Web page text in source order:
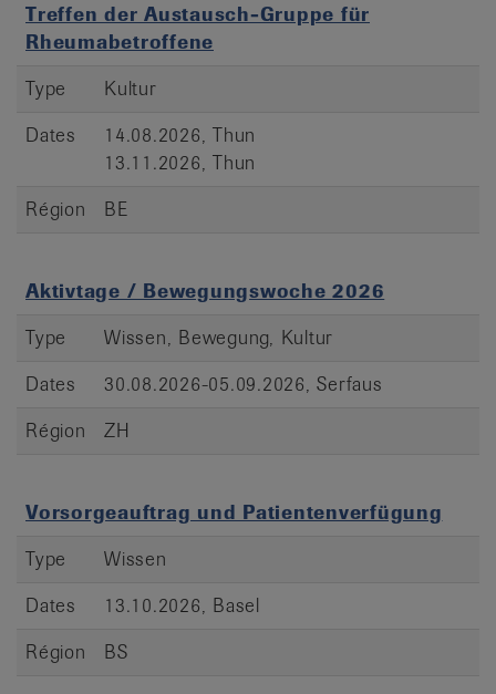
Treffen der Austausch-Gruppe für
Rheumabetroffene
Type
Kultur
Dates
14.08.2026, Thun
13.11.2026, Thun
Région
BE
Aktivtage / Bewegungswoche 2026
Type
Wissen, Bewegung, Kultur
Dates
30.08.2026-05.09.2026, Serfaus
Région
ZH
Vorsorgeauftrag und Patientenverfügung
Type
Wissen
Dates
13.10.2026, Basel
Région
BS